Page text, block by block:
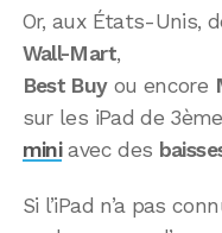
Or, aux États-Unis,
Wall-Mart,
Best Buyou encore
sur les iPad de
miniavec des
Si l’iPad n’a pas